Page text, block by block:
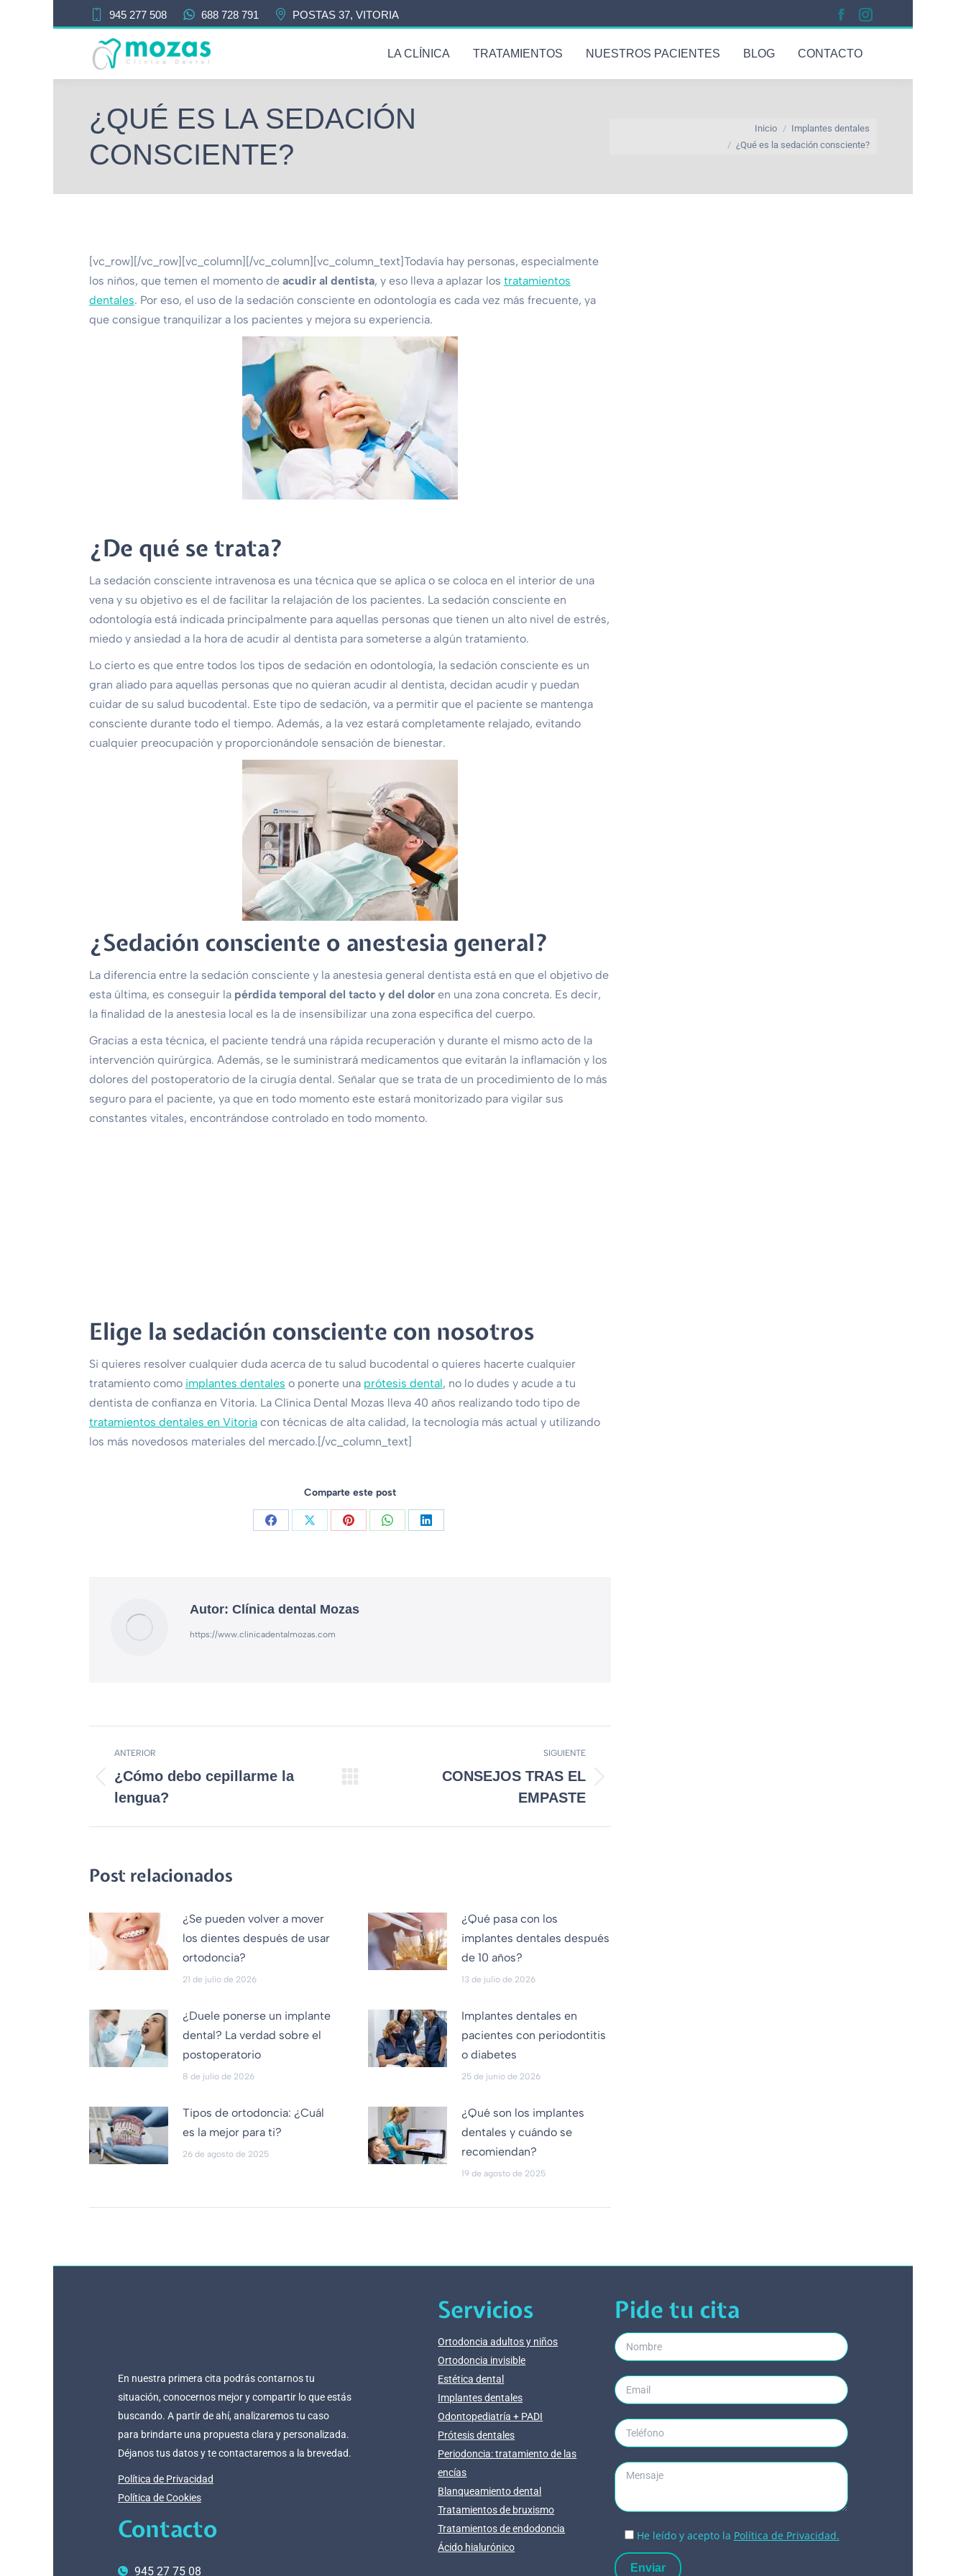
945 277 508 688 728 791 POSTAS 37, VITORIA
LA CLÍNICA TRATAMIENTOS NUESTROS PACIENTES BLOG CONTACTO
¿QUÉ ES LA SEDACIÓN
CONSCIENTE?
Inicio
Implantes dentales
¿Qué es la sedación consciente?
[vc_row][/vc_row][vc_column][/vc_column][vc_column_text]Todavía hay personas, especialmente
los niños, que temen el momento de acudir al dentista, y eso lleva a aplazar los tratamientos
dentales. Por eso, el uso de la sedación consciente en odontología es cada vez más frecuente, ya
que consigue tranquilizar a los pacientes y mejora su experiencia.
¿De qué se trata?
La sedación consciente intravenosa es una técnica que se aplica o se coloca en el interior de una
vena y su objetivo es el de facilitar la relajación de los pacientes. La sedación consciente en
odontología está indicada principalmente para aquellas personas que tienen un alto nivel de estrés,
miedo y ansiedad a la hora de acudir al dentista para someterse a algún tratamiento.
Lo cierto es que entre todos los tipos de sedación en odontología, la sedación consciente es un
gran aliado para aquellas personas que no quieran acudir al dentista, decidan acudir y puedan
cuidar de su salud bucodental. Este tipo de sedación, va a permitir que el paciente se mantenga
consciente durante todo el tiempo. Además, a la vez estará completamente relajado, evitando
cualquier preocupación y proporcionándole sensación de bienestar.
¿Sedación consciente o anestesia general?
La diferencia entre la sedación consciente y la anestesia general dentista está en que el objetivo de
esta última, es conseguir la pérdida temporal del tacto y del doloren una zona concreta. Es decir,
la finalidad de la anestesia local es la de insensibilizar una zona específica del cuerpo.
Gracias a esta técnica, el paciente tendrá una rápida recuperación y durante el mismo acto de la
intervención quirúrgica. Además, se le suministrará medicamentos que evitarán la inflamación y los
dolores del postoperatorio de la cirugía dental. Señalar que se trata de un procedimiento de lo más
seguro para el paciente, ya que en todo momento este estará monitorizado para vigilar sus
constantes vitales, encontrándose controlado en todo momento.
Elige la sedación consciente con nosotros
Si quieres resolver cualquier duda acerca de tu salud bucodental o quieres hacerte cualquier
tratamiento como implantes dentales o ponerte una prótesis dental, no lo dudes y acude a tu
dentista de confianza en Vitoria. La Clínica Dental Mozas lleva 40 años realizando todo tipo de
tratamientos dentales en Vitoriacon técnicas de alta calidad, la tecnología más actual y utilizando
los más novedosos materiales del mercado.[/vc_column_text]
Comparte este post
Autor: Clínica dental Mozas
https://www.clinicadentalmozas.com
ANTERIOR
¿Cómo debo cepillarme la
lengua?
SIGUIENTE
CONSEJOS TRAS EL
EMPASTE
Post relacionados
¿Se pueden volver a mover
los dientes después de usar
ortodoncia?
21 de julio de 2026
¿Qué pasa con los
implantes dentales después
de 10 años?
13 de julio de 2026
¿Duele ponerse un implante
dental? La verdad sobre el
postoperatorio
8 de julio de 2026
Implantes dentales en
pacientes con periodontitis
o diabetes
25 de junio de 2026
Tipos de ortodoncia: ¿Cuál
es la mejor para ti?
26 de agosto de 2025
¿Qué son los implantes
dentales y cuándo se
recomiendan?
19 de agosto de 2025
En nuestra primera cita podrás contarnos tu
situación, conocernos mejor y compartir lo que estás
buscando. A partir de ahí, analizaremos tu caso
para brindarte una propuesta clara y personalizada.
Déjanos tus datos y te contactaremos a la brevedad.
Política de Privacidad
Política de Cookies
Contacto
945 27 75 08
Servicios
Ortodoncia adultos y niños
Ortodoncia invisible
Estética dental
Implantes dentales
Odontopediatría + PADI
Prótesis dentales
Periodoncia: tratamiento de las
encías
Blanqueamiento dental
Tratamientos de bruxismo
Tratamientos de endodoncia
Ácido hialurónico
Pide tu cita
He leído y acepto la Política de Privacidad.